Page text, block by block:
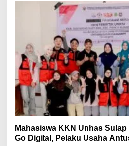
Mahasiswa KKN Unhas
Go Digital, Pelaku Usaha